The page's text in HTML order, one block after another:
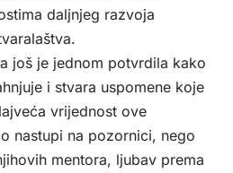
daljnjeg razvoja
još je jednom potvrdila kako
i stvara uspomene koje
vrijednost ove
nastupi na pozornici, nego
mentora, ljubav prema